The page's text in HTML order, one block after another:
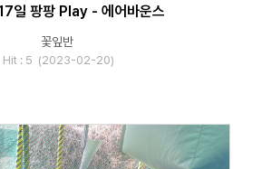
일 팡팡 Play - 에어바운스
꽃잎반
Hit : 5 (2023-02-20)